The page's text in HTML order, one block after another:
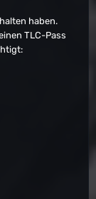
haben.
TLC-Pass